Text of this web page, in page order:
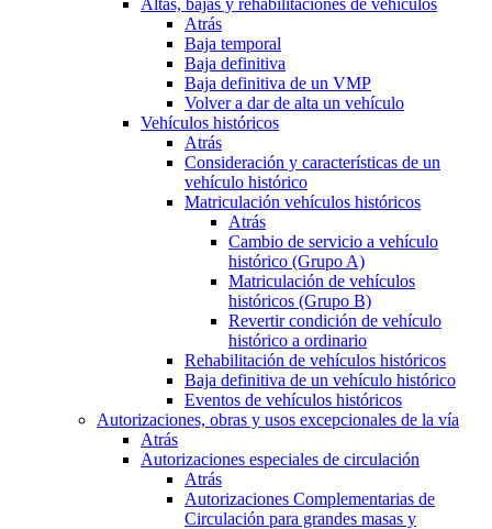
Altas, bajas y rehabilitaciones de vehículos
Atrás
Baja temporal
Baja definitiva
Baja definitiva de un VMP
Volver a dar de alta un vehículo
Vehículos históricos
Atrás
Consideración y características de un
vehículo histórico
Matriculación vehículos históricos
Atrás
Cambio de servicio a vehículo
histórico (Grupo A)
Matriculación de vehículos
históricos (Grupo B)
Revertir condición de vehículo
histórico a ordinario
Rehabilitación de vehículos históricos
Baja definitiva de un vehículo histórico
Eventos de vehículos históricos
Autorizaciones, obras y usos excepcionales de la vía
Atrás
Autorizaciones especiales de circulación
Atrás
Autorizaciones Complementarias de
Circulación para grandes masas y